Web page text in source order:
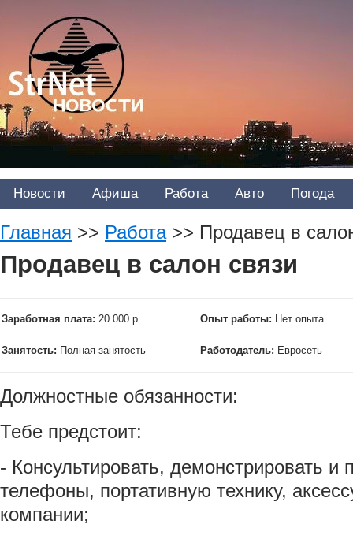
Новости Афиша Работа Авто Погода
Главная >> Работа>> Продавец в
Продавец в салон связи
Заработная плата: 20 000 р. Опыт работы: Нет опыта
Занятость: Полная занятость Работодатель: Евросеть
Должностные обязанности:
Тебе предстоит:
- Консультировать, демонстрировать
телефоны, портативную технику,
компании;